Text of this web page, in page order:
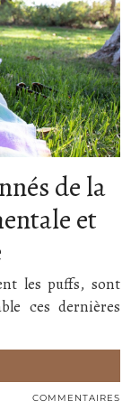
de la
et
les puffs, sont
ces dernières
COMMENTAIRES